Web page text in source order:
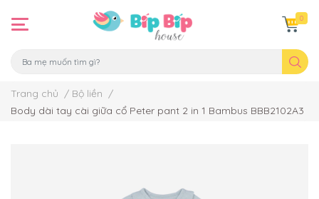
0
Trang chủ / Bộ liền /
Body dài tay cài giữa cổ Peter pant 2 in 1 Bambus BBB2102A3